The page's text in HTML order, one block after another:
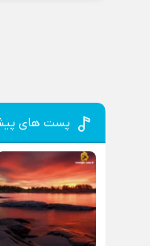
پست های